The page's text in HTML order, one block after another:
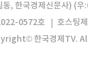
동, 한국경제신문사) (
0572호
호스팅
한국경제TV.